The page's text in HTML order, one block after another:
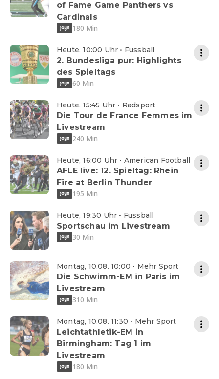
of Fame Game Panthers vs
Cardinals
180 Min
Heute, 10:00 Uhr • Fussball
2. Bundesliga pur: Highlights
des Spieltags
60 Min
Heute, 15:45 Uhr • Radsport
Die Tour de France Femmes im
Livestream
240 Min
Heute, 16:00 Uhr • American Football
AFLE live: 12. Spieltag: Rhein
Fire at Berlin Thunder
195 Min
Heute, 19:30 Uhr • Fussball
Sportschau im Livestream
30 Min
Montag, 10.08. 10:00 • Mehr Sport
Die Schwimm-EM in Paris im
Livestream
310 Min
Montag, 10.08. 11:30 • Mehr Sport
Leichtathletik-EM in
Birmingham: Tag 1 im
Livestream
180 Min